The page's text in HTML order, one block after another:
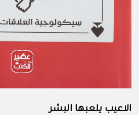
الاعيب يلعبها البشر